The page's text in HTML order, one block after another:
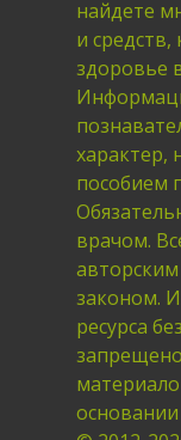
найдете
и
здоровье
характер,
пособием
врачом.
законом.
ресурса
основании